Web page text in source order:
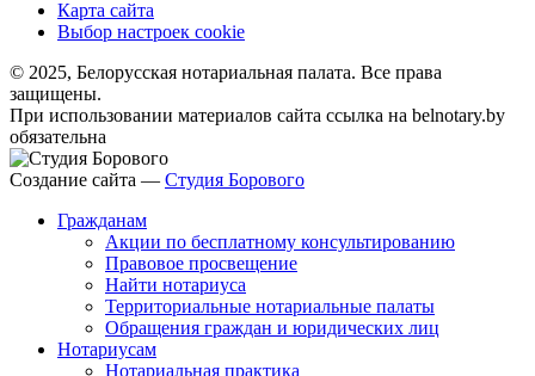
Карта сайта
Выбор настроек cookie
© 2025, Белорусская нотариальная палата. Все права
защищены.
При использовании материалов сайта ссылка на belnotary.by
обязательна
Создание сайта — Студия Борового
Гражданам
Акции по бесплатному консультированию
Правовое просвещение
Найти нотариуса
Территориальные нотариальные палаты
Обращения граждан и юридических лиц
Нотариусам
Нотариальная практика